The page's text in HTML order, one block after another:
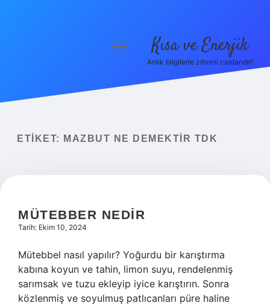
Yasal Uyarı
menüyü
Kısa ve Enerjik
Anlık bilgilerle zihnini canlandır!
ETIKET: MAZBUT NE DEMEKTIR TDK
MÜTEBBER NEDIR
Tarih: Ekim 10, 2024
Mütebbel nasıl yapılır? Yoğurdu bir karıştırma
kabına koyun ve tahin, limon suyu, rendelenmiş
sarımsak ve tuzu ekleyip iyice karıştırın. Sonra
közlenmiş ve soyulmuş patlıcanları püre haline